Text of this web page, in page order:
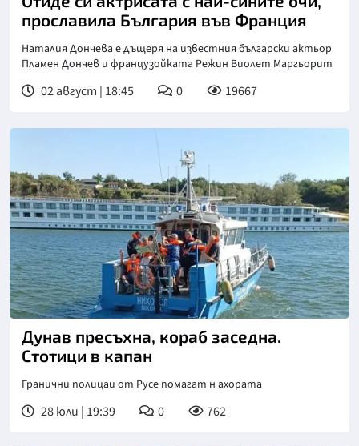
прославила България във Франция
Наталия Дончева е дъщеря на известния български актьор
Пламен Дончев и французойката Режин Виолет Маргьорит
02 август | 18:45 0 19667
Дунав пресъхна, кораб заседна.
Стотици в капан
Гранични полицаи от Русе помагат н ахората
28 юли | 19:39 0 762